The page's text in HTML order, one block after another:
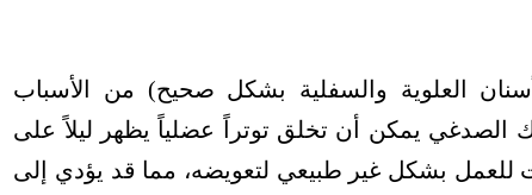
العلوية والسفلية بشكل صحيح) من الأسباب
الصدغي يمكن أن تخلق توتراً عضلياً يظهر ليلاً على
بشكل غير طبيعي لتعويضه، مما قد يؤدي إلى